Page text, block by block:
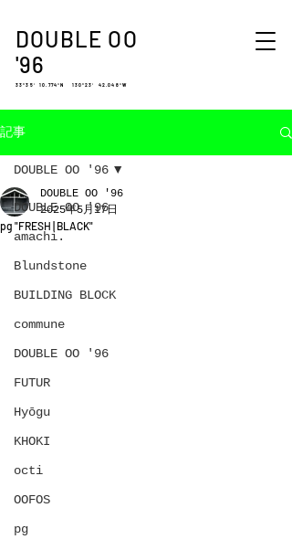
DOUBLE OO
'96
33°35′ 10.774″N 130°23′ 42.048″W
記事
DOUBLE OO '96
amachi.
Blundstone
BUILDING BLOCK
commune
DOUBLE OO '96
FUTUR
Hyōgu
KHOKI
octi
OOFOS
pg
DOUBLE OO '96
pg "FRESH | BLACK"
DOUBLE OO '96
2025年5月17日